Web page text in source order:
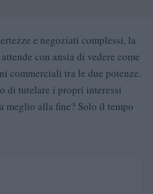
e negoziati complessi, la
con ansia di vedere come
commerciali tra le due potenze.
di tutelare i propri interessi
meglio alla fine? Solo il tempo